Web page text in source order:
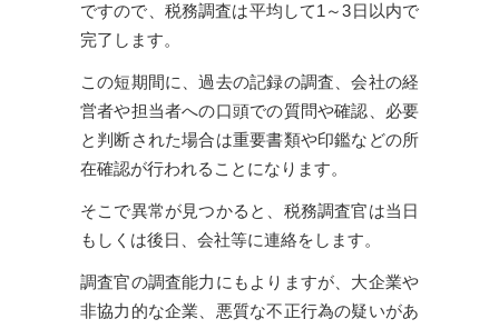
ですので、税務調査は平均して1～3日以内で
完了します。
この短期間に、過去の記録の調査、会社の経
営者や担当者への口頭での質問や確認、必要
と判断された場合は重要書類や印鑑などの所
在確認が行われることになります。
そこで異常が見つかると、税務調査官は当日
もしくは後日、会社等に連絡をします。
調査官の調査能力にもよりますが、大企業や
非協力的な企業、悪質な不正行為の疑いがあ